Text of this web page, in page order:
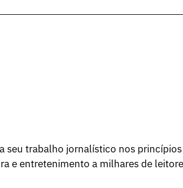
seu trabalho jornalístico nos princípios
e entretenimento a milhares de